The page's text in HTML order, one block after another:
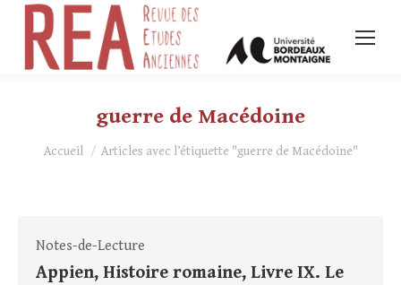
guerre de Macédoine
Vous êtes ici :
Accueil Articles avec l’étiquette "guerre de Macédoine"
Notes-de-Lecture
Appien, Histoire romaine, Livre IX. Le